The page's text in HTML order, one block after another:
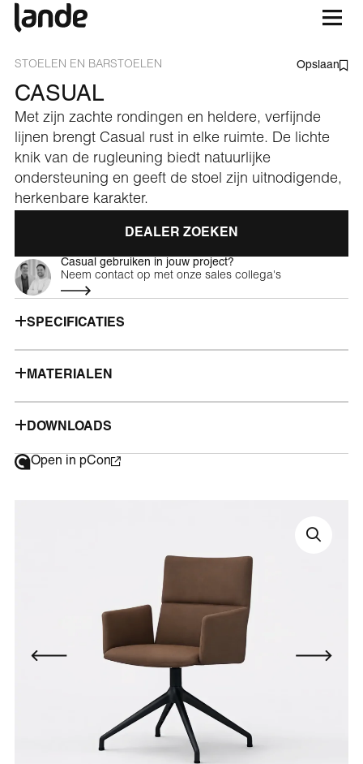
STOELEN EN BARSTOELEN Opslaan
CASUAL
Met zijn zachte rondingen en heldere, verfijnde
lijnen brengt Casual rust in elke ruimte. De lichte
knik van de rugleuning biedt natuurlijke
ondersteuning en geeft de stoel zijn uitnodigende,
herkenbare karakter.
DEALER ZOEKEN
Casual gebruiken in jouw project?
Neem contact op met onze sales collega's
SPECIFICATIES
MATERIALEN
DOWNLOADS
Open in pCon